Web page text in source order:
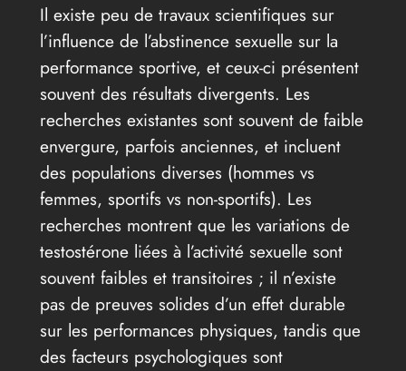
Il existe peu de travaux scientifiques sur
l’influence de l’abstinence sexuelle sur la
performance sportive, et ceux-ci présentent
souvent des résultats divergents. Les
recherches existantes sont souvent de faible
envergure, parfois anciennes, et incluent
des populations diverses (hommes vs
femmes, sportifs vs non-sportifs). Les
recherches montrent que les variations de
testostérone liées à l’activité sexuelle sont
souvent faibles et transitoires ; il n’existe
pas de preuves solides d’un effet durable
sur les performances physiques, tandis que
des facteurs psychologiques sont